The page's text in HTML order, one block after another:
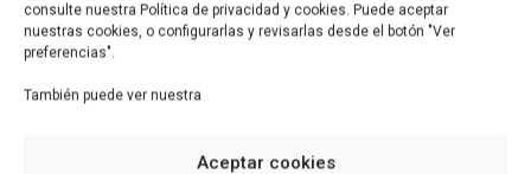
consulte nuestra Política de privacidad y cookies. Puede aceptar
nuestras cookies, o configurarlas y revisarlas desde el botón "Ver
preferencias".
También puede ver nuestra
Aceptar cookies
EUROCONTAINER impulsa su expansión internacional